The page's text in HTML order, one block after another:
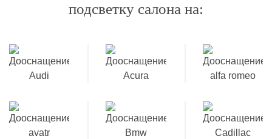
подсветку салона на: